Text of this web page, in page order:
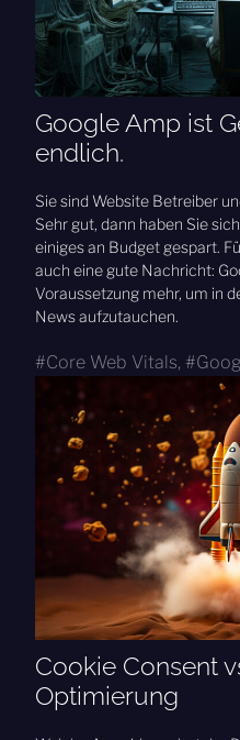
Google Amp ist
endlich.
Sie sind Website Betreiber
Sehr gut, dann haben Sie
einiges an Budget gespart.
auch eine gute Nachricht:
Voraussetzung mehr, um in
News aufzutauchen.
Core Web Vitals,
Cookie Consent
Optimierung